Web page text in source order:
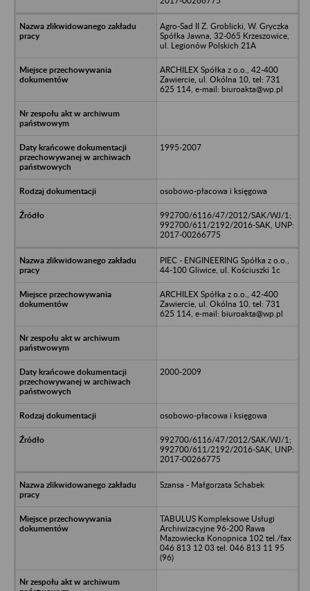
Agro-Sad II Z. Groblicki, W. Gryczka
Spółka Jawna, 32-065 Krzeszowice,
ul. Legionów Polskich 21A
ARCHILEX Spółka z o.o., 42-400
Zawiercie, ul. Okólna 10, tel: 731
625 114, e-mail: biuroakta@wp.pl
1995-2007
osobowo-płacowa i księgowa
992700/6116/47/2012/SAK/WJ/1;
992700/611/2192/2016-SAK, UNP:
2017-00266775
PIEC - ENGINEERING Spółka z o.o.,
44-100 Gliwice, ul. Kościuszki 1c
ARCHILEX Spółka z o.o., 42-400
Zawiercie, ul. Okólna 10, tel: 731
625 114, e-mail: biuroakta@wp.pl
2000-2009
osobowo-płacowa i księgowa
992700/6116/47/2012/SAK/WJ/1;
992700/611/2192/2016-SAK, UNP:
2017-00266775
Szansa - Małgorzata Schabek
TABULUS Kompleksowe Usługi
Archiwizacyjne 96-200 Rawa
Mazowiecka Konopnica 102 tel./fax
046 813 12 03 tel. 046 813 11 95
(96)